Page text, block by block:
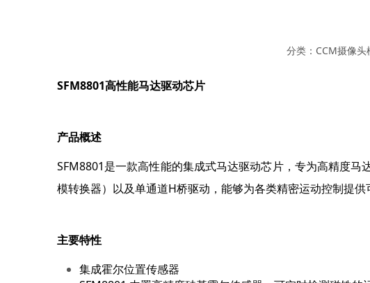
分类：CCM摄像头
SFM8801高性能马达驱动芯片
产品概述
SFM8801是一款高性能的集成式马达驱动芯片，专为高精度马
模转换器）以及单通道H桥驱动，能够为各类精密运动控制提
主要特性
集成霍尔位置传感器